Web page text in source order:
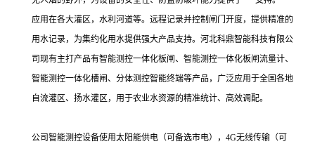
应用在各大灌区，水利河道等。远程记录并控制闸门开度，提供精准的
用水记录，为集约化用水提供强大产品支持。河北科鼎智能科技有限公
司现有主打产品有智能测控一体化板闸、智能测控一体化板闸流量计、
智能测控一体化槽闸、分体测控智能终端等产品，广泛应用于全国各地
自流灌区、扬水灌区，用于农业水资源的精准统计、高效调配。
公司智能测控设备使用太阳能供电（可备选市电），4G无线传输（可